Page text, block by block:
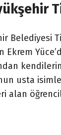
Belediyesi
Ekrem
usta
alan